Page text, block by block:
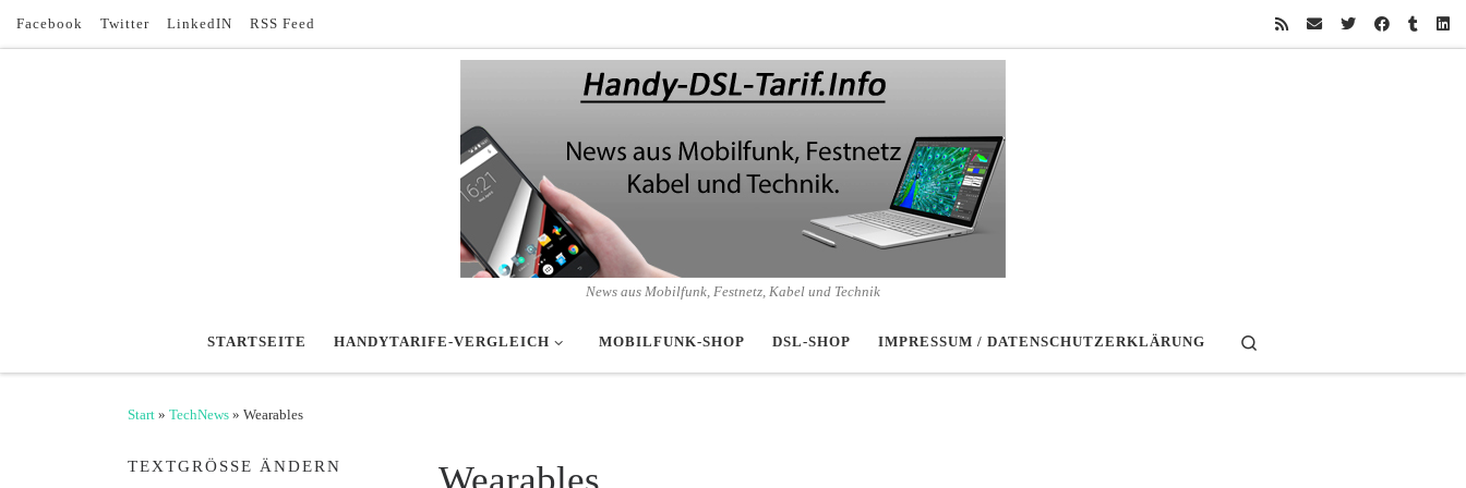
Zum Inhalt springen
Facebook Twitter LinkedIN RSS Feed
News aus Mobilfunk, Festnetz, Kabel und Technik
STARTSEITE HANDYTARIFE-VERGLEICH MOBILFUNK-SHOP DSL-SHOP IMPRESSUM / DATENSCHUTZERKLÄRUNG
Start » TechNews » Wearables
TEXTGRÖSSE ÄNDERN